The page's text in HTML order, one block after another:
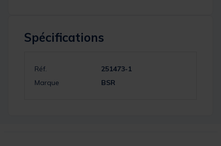
Spécifications
Réf.
251473-1
Marque
BSR